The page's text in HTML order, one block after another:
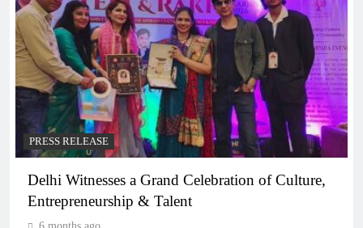
PRESS RELEASE
Delhi Witnesses a Grand Celebration of Culture,
Entrepreneurship & Talent